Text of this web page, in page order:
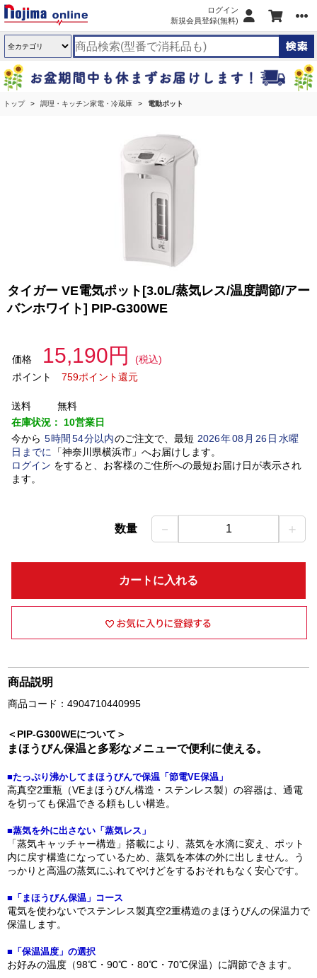
ログイン
新規会員登録(無料)
トップ 調理・キッチン家電・冷蔵庫 電動ポット
タイガー VE電気ポット[3.0L/蒸気レス/温度調節/アー
バンホワイト] PIP-G300WE
価格 15,190円
(税込)
ポイント
759ポイント還元
送料
無料
在庫状況： 10営業日
今から 5時間 54分以内のご注文で、最短 2026年08 月 26日水曜
日 までに 「神奈川県横浜市」 へお届けします。
ログイン をすると、お客様のご住所への最短お届け日が表示され
ます。
数量 － 1 ＋
カートに入れる
商品説明
商品コード：4904710440995
＜PIP-G300WEについて＞
まほうびん保温と多彩なメニューで便利に使える。
■たっぷり沸かしてまほうびんで保温「節電VE保温」
高真空2重瓶（VEまほうびん構造・ステンレス製）の容器は、通電
を切っても保温できる頼もしい構造。
■蒸気を外に出さない「蒸気レス」
「蒸気キャッチャー構造」搭載により、蒸気を水滴に変え、ポット
内に戻す構造になっているため、蒸気を本体の外に出しません。う
っかりと高温の蒸気にふれてやけどをするおそれもなく安心です。
■「まほうびん保温」コース
電気を使わないでステンレス製真空2重構造のまほうびんの保温力で
保温します。
■「保温温度」の選択
お好みの温度（98℃・90℃・80℃・70℃保温）に調節できます。